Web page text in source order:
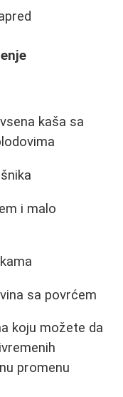
kaša sa
i malo
sa povrćem
koju možete da
promenu